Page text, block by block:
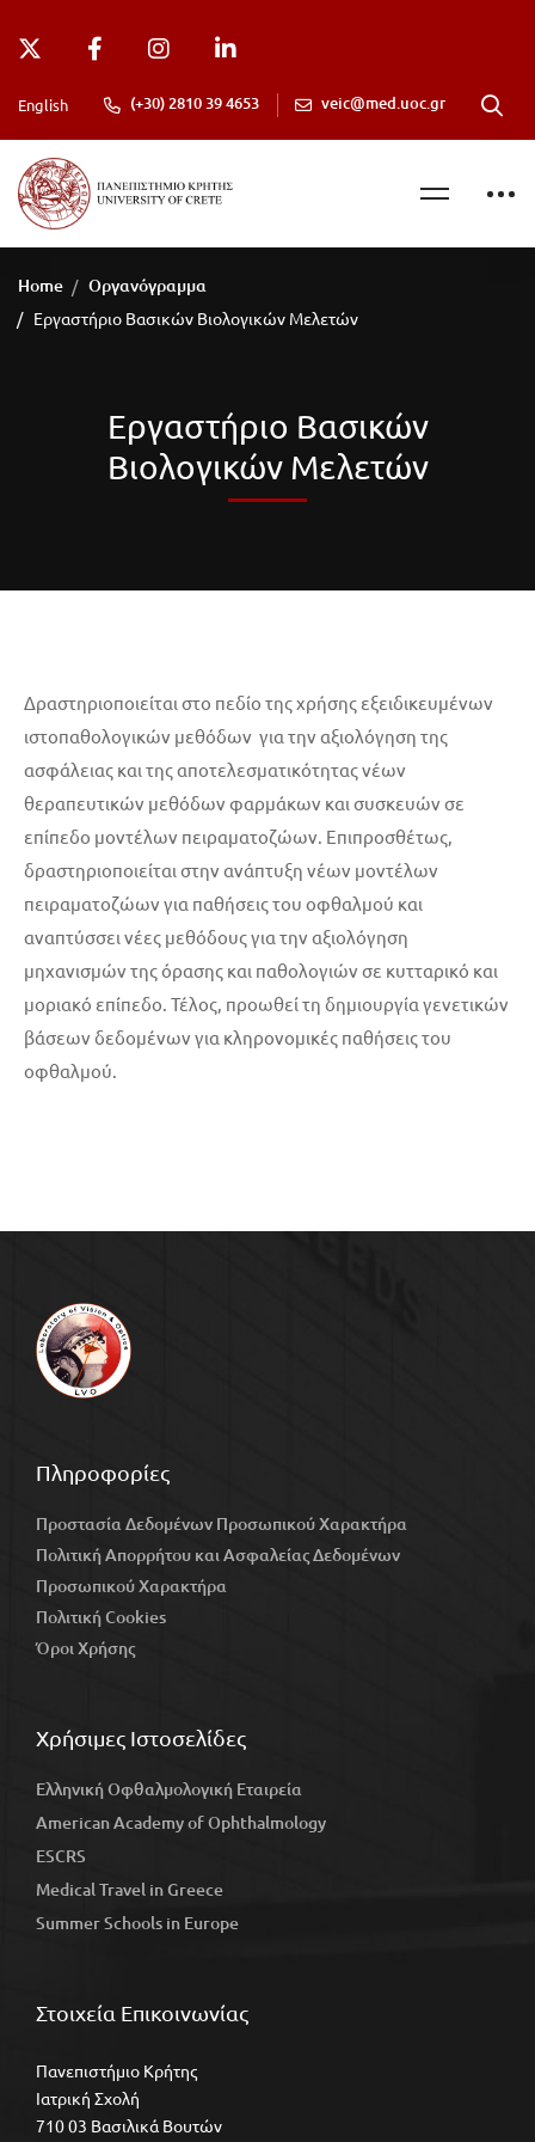
English (+30) 2810 39 4653 veic@med.uoc.gr
Home Οργανόγραμμα
Εργαστήριο Βασικών Βιολογικών Μελετών
Εργαστήριο Βασικών
Βιολογικών Μελετών
Δραστηριοποιείται στο πεδίο της χρήσης εξειδικευμένων
ιστοπαθολογικών μεθόδων για την αξιολόγηση της
ασφάλειας και της αποτελεσματικότητας νέων
θεραπευτικών μεθόδων φαρμάκων και συσκευών σε
επίπεδο μοντέλων πειραματοζώων. Επιπροσθέτως,
δραστηριοποιείται στην ανάπτυξη νέων μοντέλων
πειραματοζώων για παθήσεις του οφθαλμού και
αναπτύσσει νέες μεθόδους για την αξιολόγηση
μηχανισμών της όρασης και παθολογιών σε κυτταρικό και
μοριακό επίπεδο. Τέλος, προωθεί τη δημιουργία γενετικών
βάσεων δεδομένων για κληρονομικές παθήσεις του
οφθαλμού.
Πληροφορίες
Προστασία Δεδομένων Προσωπικού Χαρακτήρα
Πολιτική Απορρήτου και Ασφαλείας Δεδομένων
Προσωπικού Χαρακτήρα
Πολιτική Cookies
Όροι Χρήσης
Χρήσιμες Ιστοσελίδες
Ελληνική Οφθαλμολογική Εταιρεία
American Academy of Ophthalmology
ESCRS
Medical Travel in Greece
Summer Schools in Europe
Στοιχεία Επικοινωνίας
Πανεπιστήμιο Κρήτης
Ιατρική Σχολή
710 03 Βασιλικά Βουτών